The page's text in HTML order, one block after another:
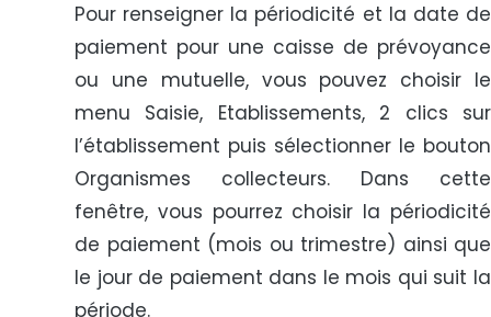
Pour renseigner la périodicité et la date de
paiement pour une caisse de prévoyance
ou une mutuelle, vous pouvez choisir le
menu Saisie, Etablissements, 2 clics sur
l’établissement puis sélectionner le bouton
Organismes collecteurs. Dans cette
fenêtre, vous pourrez choisir la périodicité
de paiement (mois ou trimestre) ainsi que
le jour de paiement dans le mois qui suit la
période.